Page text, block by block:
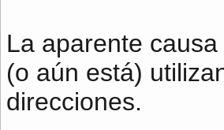
La aparente
(o aún está)
direcciones.